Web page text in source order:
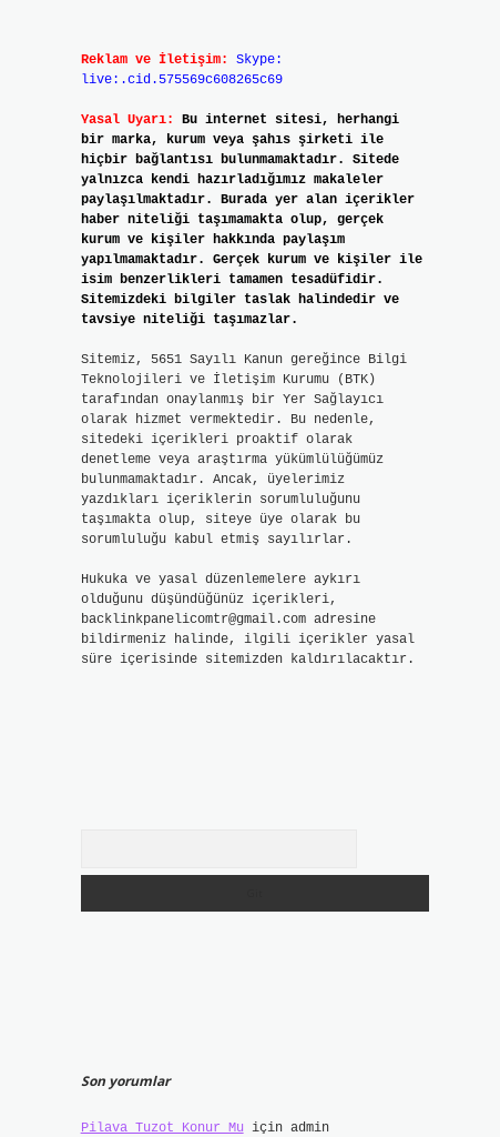
Reklam ve İletişim:
Skype:
live:.cid.575569c608265c69
Yasal Uyarı:
Bu internet sitesi, herhangi
bir marka, kurum veya şahıs şirketi ile
hiçbir bağlantısı bulunmamaktadır. Sitede
yalnızca kendi hazırladığımız makaleler
paylaşılmaktadır. Burada yer alan içerikler
haber niteliği taşımamakta olup, gerçek
kurum ve kişiler hakkında paylaşım
yapılmamaktadır. Gerçek kurum ve kişiler ile
isim benzerlikleri tamamen tesadüfidir.
Sitemizdeki bilgiler taslak halindedir ve
tavsiye niteliği taşımazlar.
Sitemiz, 5651 Sayılı Kanun gereğince Bilgi
Teknolojileri ve İletişim Kurumu (BTK)
tarafından onaylanmış bir Yer Sağlayıcı
olarak hizmet vermektedir. Bu nedenle,
sitedeki içerikleri proaktif olarak
denetleme veya araştırma yükümlülüğümüz
bulunmamaktadır. Ancak, üyelerimiz
yazdıkları içeriklerin sorumluluğunu
taşımakta olup, siteye üye olarak bu
sorumluluğu kabul etmiş sayılırlar.
Hukuka ve yasal düzenlemelere aykırı
olduğunu düşündüğünüz içerikleri,
backlinkpanelicomtr@gmail.comadresine
bildirmeniz halinde, ilgili içerikler yasal
süre içerisinde sitemizden kaldırılacaktır.
Son yorumlar
Pilava Tuzot Konur Muiçin admin